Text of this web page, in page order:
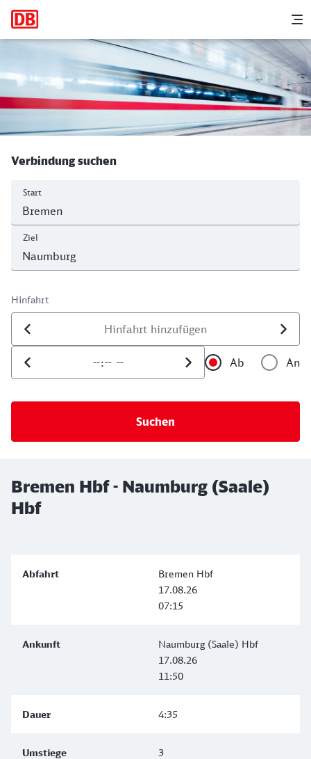
Hauptnavigation
Bremen Hbf - Naumburg (Saale) Hbf
Verbindung suchen
Start
Ziel
Hinfahrt
Datum der Hinfahrt
Uhrzeit der Hinfahrt
Ab
An
Bremen Hbf - Naumburg (Saale)
Hbf
Bremen Hbf
17.08.26
07:15
Naumburg (Saale) Hbf
17.08.26
11:50
4:35
3